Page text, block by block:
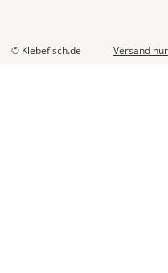
© Klebefisch.de Versand